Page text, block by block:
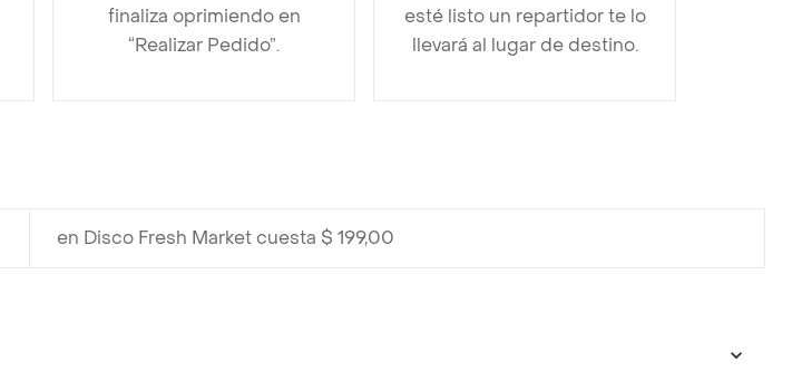
finaliza oprimiendo en
“Realizar Pedido”.
esté listo un repartidor te lo
llevará al lugar de destino.
en Disco Fresh Market cuesta $ 199,00